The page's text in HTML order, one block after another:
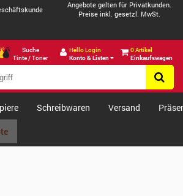
Angebote gelten für Privatkunden.
Preise inkl. gesetzl. MwSt.
Suche
Tinte / Toner
Hello Login
Konto & Listen
0 Artikel
Einkaufswagen
Schreibwaren Versand